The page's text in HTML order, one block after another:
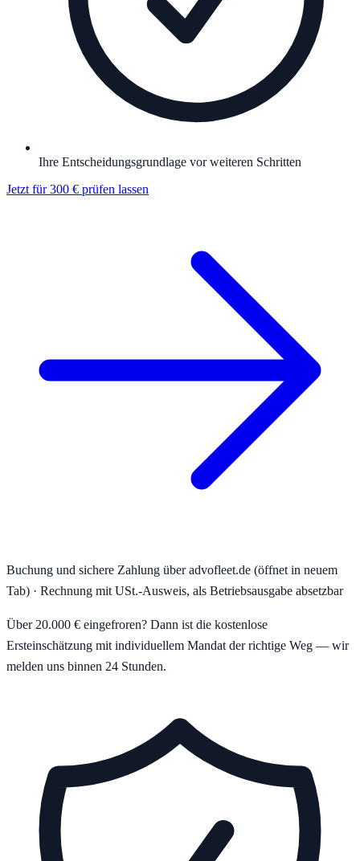
Ihre Entscheidungsgrundlage vor weiteren Schritten
Jetzt für 300 € prüfen lassen
Buchung und sichere Zahlung über advofleet.de (öffnet in neuem
Tab) · Rechnung mit USt.-Ausweis, als Betriebsausgabe absetzbar
Über 20.000 € eingefroren? Dann ist die kostenlose
Ersteinschätzung mit individuellem Mandat der richtige Weg — wir
melden uns binnen 24 Stunden.